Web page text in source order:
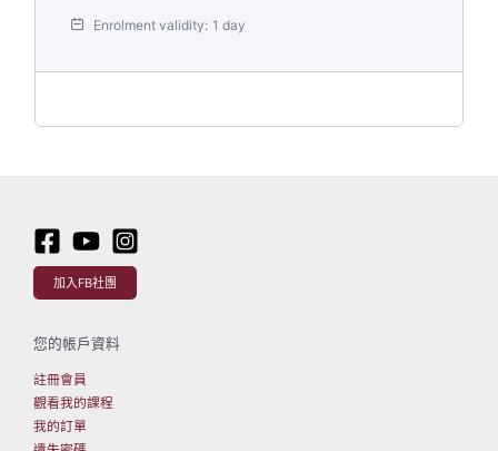
Enrolment validity: 1 day
加入FB社團
您的帳戶資料
註冊會員
觀看我的課程
我的訂單